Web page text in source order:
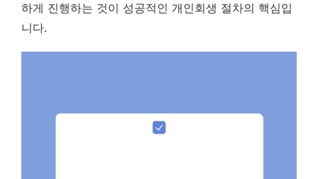
하게 진행하는 것이 성공적인 개인회생 절차의 핵심입
니다.